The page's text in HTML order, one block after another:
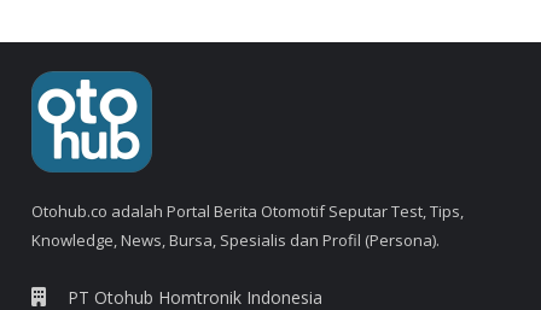
Otohub.co adalah Portal Berita Otomotif Seputar Test, Tips,
Knowledge, News, Bursa, Spesialis dan Profil (Persona).
PT Otohub Homtronik Indonesia